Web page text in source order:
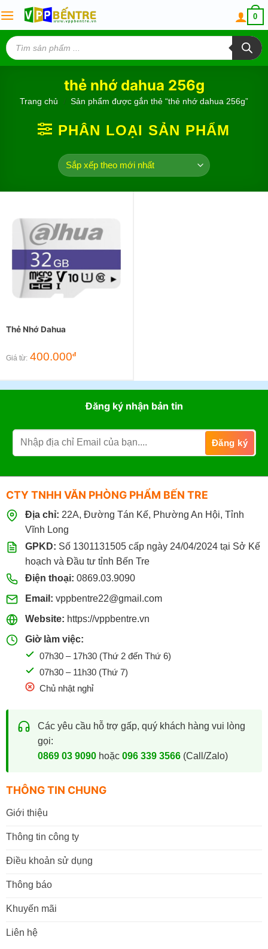
to
content
0
Tìm
kiếm
sản
phẩm
thẻ nhớ dahua 256g
Trang chủ Sản phẩm được gắn thẻ “thẻ nhớ dahua 256g”
PHÂN LOẠI SẢN PHẨM
Thẻ Nhớ Dahua
Giá từ: 400.000đ
Đăng ký nhận bản tin
CTY TNHH VĂN PHÒNG PHẨM BẾN TRE
Địa chỉ: 22A, Đường Tán Kế, Phường An Hội, Tỉnh
Vĩnh Long
GPKD: Số 1301131505 cấp ngày 24/04/2024 tại Sở Kế
hoạch và Đầu tư tỉnh Bến Tre
Điện thoại: 0869.03.9090
Email: vppbentre22@gmail.com
Website: https://vppbentre.vn
Giờ làm việc:
07h30 – 17h30 (Thứ 2 đến Thứ 6)
07h30 – 11h30 (Thứ 7)
Chủ nhật nghỉ
Các yêu cầu hỗ trợ gấp, quý khách hàng vui lòng
gọi:
0869 03 9090hoặc 096 339 3566(Call/Zalo)
THÔNG TIN CHUNG
Giới thiệu
Thông tin công ty
Điều khoản sử dụng
Thông báo
Khuyến mãi
Liên hệ